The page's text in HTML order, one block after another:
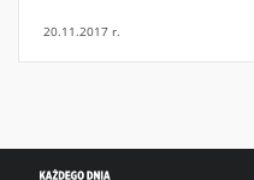
jest dla Ciebie pasja ?
20.11.2017 r.